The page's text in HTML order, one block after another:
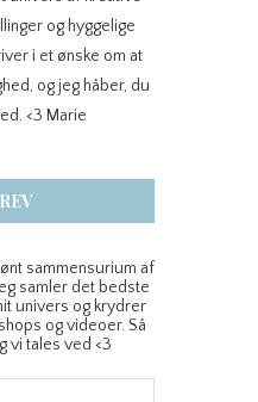
og hyggelige
i et ønske om at
og jeg håber, du
<3 Marie
sammensurium af
samler det bedste
univers og krydrer
og videoer. Så
vi tales ved <3